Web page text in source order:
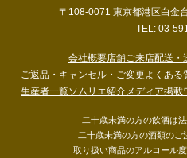
〒108-0071 東京都港区白金
TEL: 03-
会社概要店舗ご来店配送・
ご返品・キャンセル・ご変更よくある
生産者一覧ソムリエ紹介メディア掲載
二十歳未満の方の飲酒は
二十歳未満の方の酒類のご
取り扱い商品のアルコール